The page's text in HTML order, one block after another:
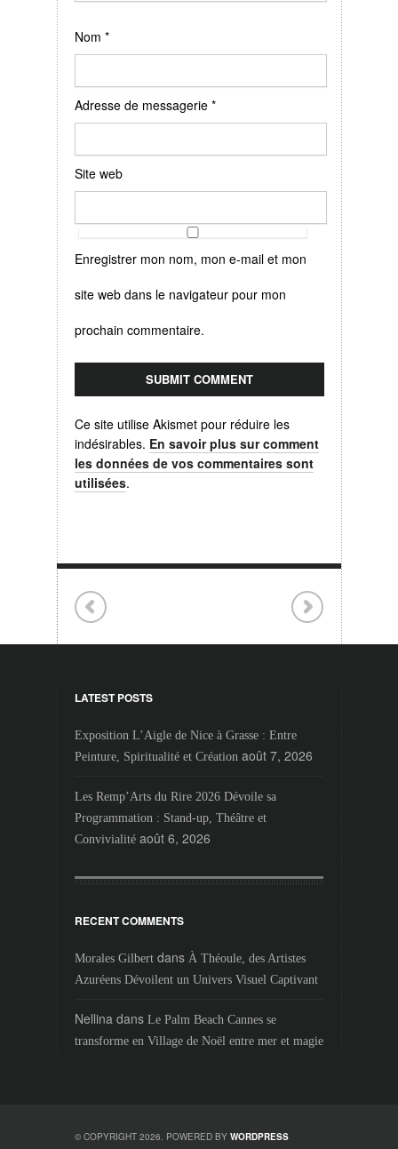
Nom *
Adresse de messagerie *
Site web
Enregistrer mon nom, mon e-mail et mon
site web dans le navigateur pour mon
prochain commentaire.
Ce site utilise Akismet pour réduire les
indésirables. En savoir plus sur comment
les données de vos commentaires sont
utilisées.
LATEST POSTS
Exposition L’Aigle de Nice à Grasse : Entre
Peinture, Spiritualité et Création août 7, 2026
Les Remp’Arts du Rire 2026 Dévoile sa
Programmation : Stand-up, Théâtre et
Convivialité août 6, 2026
RECENT COMMENTS
Morales Gilbertdans À Théoule, des Artistes
Azuréens Dévoilent un Univers Visuel Captivant
Nellinadans Le Palm Beach Cannes se
transforme en Village de Noël entre mer et magie
© COPYRIGHT 2026. POWERED BY WORDPRESS